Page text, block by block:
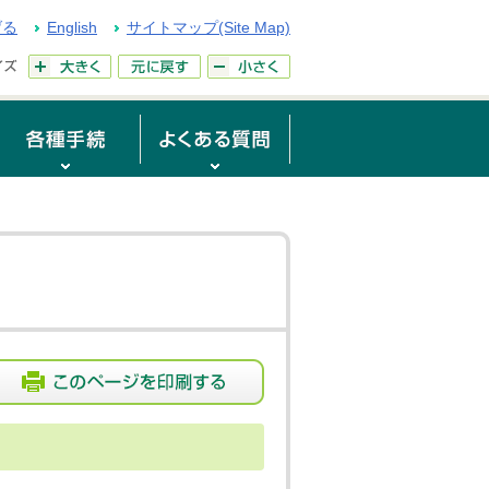
English サイトマップ(Site Map)